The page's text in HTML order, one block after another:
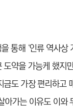
통해 ‘인류 역사상
도약을 가능케 했지
도 가장 편리하고
아가는 이유도 이와